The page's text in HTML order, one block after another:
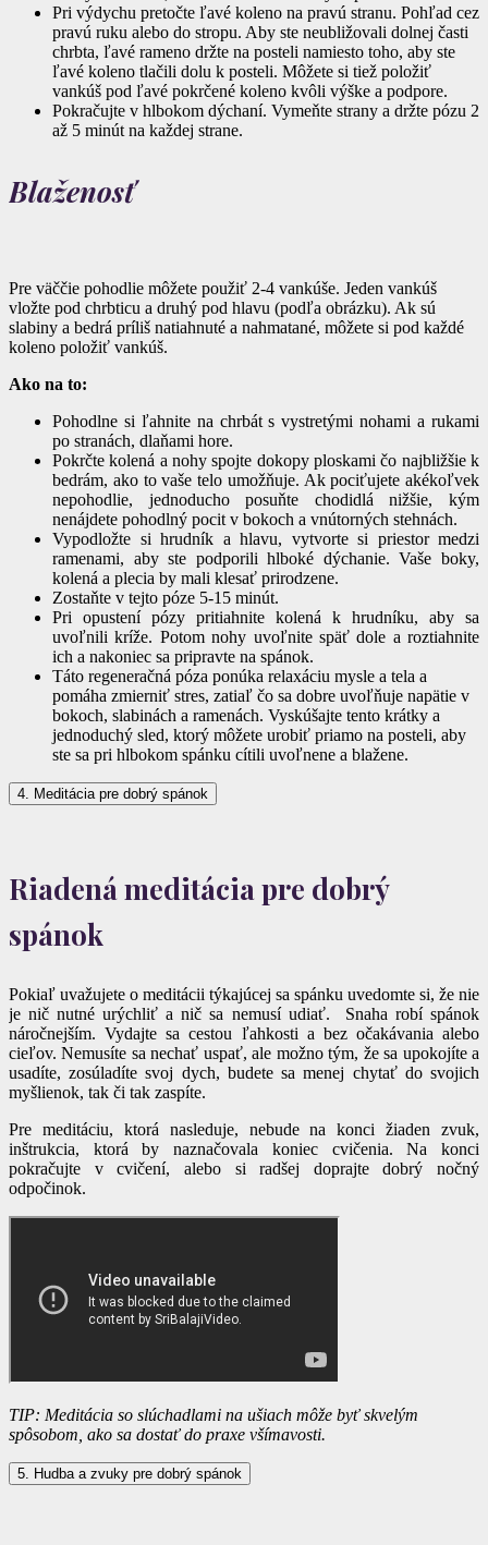
Pri výdychu pretočte ľavé koleno na pravú stranu. Pohľad cez
pravú ruku alebo do stropu. Aby ste neubližovali dolnej časti
chrbta, ľavé rameno držte na posteli namiesto toho, aby ste
ľavé koleno tlačili dolu k posteli. Môžete si tiež položiť
vankúš pod ľavé pokrčené koleno kvôli výške a podpore.
Pokračujte v hlbokom dýchaní. Vymeňte strany a držte pózu 2
až 5 minút na každej strane.
Blaženosť
Pre väččie pohodlie môžete použiť 2-4 vankúše. Jeden vankúš
vložte pod chrbticu a druhý pod hlavu (podľa obrázku). Ak sú
slabiny a bedrá príliš natiahnuté a nahmatané, môžete si pod každé
koleno položiť vankúš.
Ako na to:
Pohodlne si ľahnite na chrbát s vystretými nohami a rukami
po stranách, dlaňami hore.
Pokrčte kolená a nohy spojte dokopy ploskami čo najbližšie k
bedrám, ako to vaše telo umožňuje. Ak pociťujete akékoľvek
nepohodlie, jednoducho posuňte chodidlá nižšie, kým
nenájdete pohodlný pocit v bokoch a vnútorných stehnách.
Vypodložte si hrudník a hlavu, vytvorte si priestor medzi
ramenami, aby ste podporili hlboké dýchanie. Vaše boky,
kolená a plecia by mali klesať prirodzene.
Zostaňte v tejto póze 5-15 minút.
Pri opustení pózy pritiahnite kolená k hrudníku, aby sa
uvoľnili kríže. Potom nohy uvoľnite späť dole a roztiahnite
ich a nakoniec sa pripravte na spánok.
Táto regeneračná póza ponúka relaxáciu mysle a tela a
pomáha zmierniť stres, zatiaľ čo sa dobre uvoľňuje napätie v
bokoch, slabinách a ramenách. Vyskúšajte tento krátky a
jednoduchý sled, ktorý môžete urobiť priamo na posteli, aby
ste sa pri hlbokom spánku cítili uvoľnene a blažene.
4. Meditácia pre dobrý spánok
Riadená meditácia pre dobrý
spánok
Pokiaľ uvažujete o meditácii týkajúcej sa spánku uvedomte si, že nie
je nič nutné urýchliť a nič sa nemusí udiať. Snaha robí spánok
náročnejším. Vydajte sa cestou ľahkosti a bez očakávania alebo
cieľov. Nemusíte sa nechať uspať, ale možno tým, že sa upokojíte a
usadíte, zosúladíte svoj dych, budete sa menej chytať do svojich
myšlienok, tak či tak zaspíte.
Pre meditáciu, ktorá nasleduje, nebude na konci žiaden zvuk,
inštrukcia, ktorá by naznačovala koniec cvičenia. Na konci
pokračujte v cvičení, alebo si radšej doprajte dobrý nočný
odpočinok.
TIP: Meditácia so slúchadlami na ušiach môže byť skvelým
spôsobom, ako sa dostať do praxe všímavosti.
5. Hudba a zvuky pre dobrý spánok